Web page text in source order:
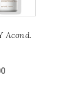
Acond.
El